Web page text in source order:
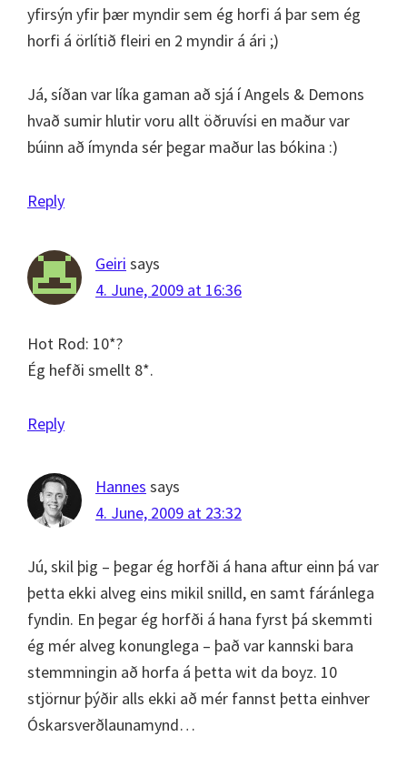
yfirsýn yfir þær myndir sem ég horfi á þar sem ég
horfi á örlítið fleiri en 2 myndir á ári ;)
Já, síðan var líka gaman að sjá í Angels & Demons
hvað sumir hlutir voru allt öðruvísi en maður var
búinn að ímynda sér þegar maður las bókina :)
Reply
Geiri says
4. June, 2009 at 16:36
Hot Rod: 10*?
Ég hefði smellt 8*.
Reply
Hannes says
4. June, 2009 at 23:32
Jú, skil þig – þegar ég horfði á hana aftur einn þá var
þetta ekki alveg eins mikil snilld, en samt fáránlega
fyndin. En þegar ég horfði á hana fyrst þá skemmti
ég mér alveg konunglega – það var kannski bara
stemmningin að horfa á þetta wit da boyz. 10
stjörnur þýðir alls ekki að mér fannst þetta einhver
Óskarsverðlaunamynd…